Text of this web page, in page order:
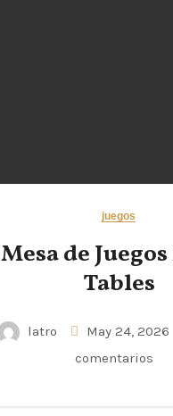
juegos
Mesa de
Tables
latro May 24, 2026
comentarios